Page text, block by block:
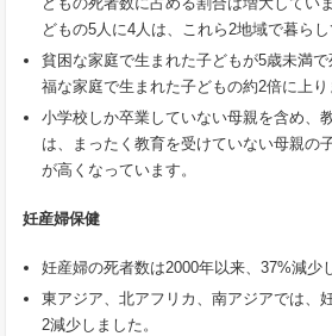
どもの5人に4人は、これら2地域で暮らし
貧困な家庭で生まれた子どもが5歳未満
福な家庭で生まれた子どもの約2倍に上り
小学校しか卒業していない母親を含め、
は、まったく教育を受けていない母親の
が高くなっています。
妊産婦保健
妊産婦の死者数は2000年以来、37%減少
東アジア、北アフリカ、南アジアでは、
2減少しました。